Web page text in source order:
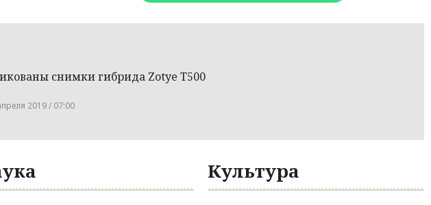
снимки гибрида Zotye Т500
2019 / 07:00
Культура